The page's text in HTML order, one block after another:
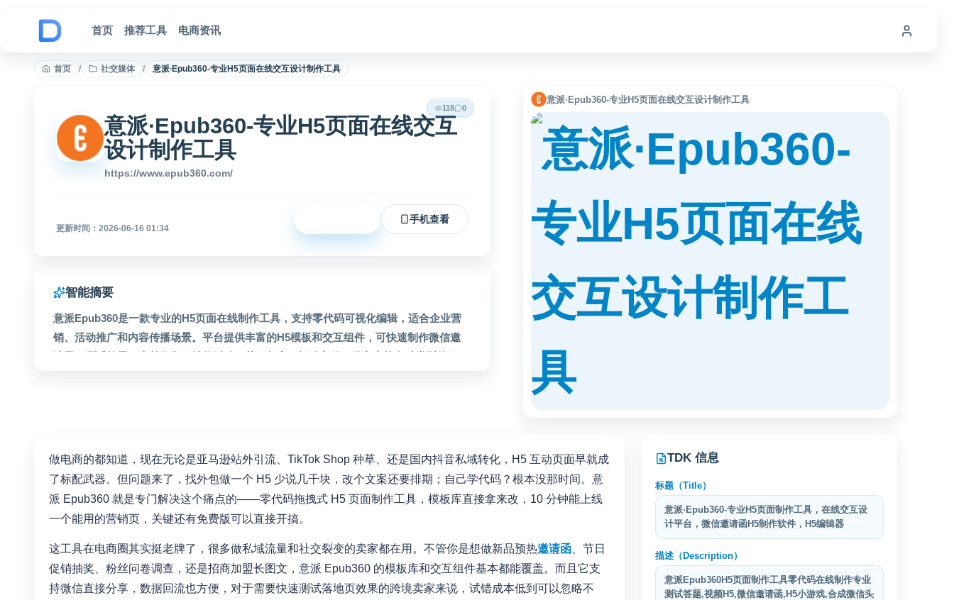
首页
推荐工具 电商资讯
首页 / 社交媒体 / 意派∙Epub360-专业H5页面在线交互设计制作工具
118 0
意派∙Epub360-专业H5页面在线交互
设计制作工具
https://www.epub360.com/
更新时间：2026-06-16 01:34
手机查看
智能摘要
意派Epub360是一款专业的H5页面在线制作工具，支持零代码可视化编辑，适合企业营
销、活动推广和内容传播场景。平台提供丰富的H5模板和交互组件，可快速制作微信邀
意派∙Epub360-专业H5页面在线交互设计制作工具
做电商的都知道，现在无论是亚马逊站外引流、TikTok Shop 种草、还是国内抖音私域转化，H5 互动页面早就成
了标配武器。但问题来了，找外包做一个 H5 少说几千块，改个文案还要排期；自己学代码？根本没那时间。意
派 Epub360 就是专门解决这个痛点的——零代码拖拽式 H5 页面制作工具，模板库直接拿来改，10 分钟能上线
一个能用的营销页，关键还有免费版可以直接开搞。
这工具在电商圈其实挺老牌了，很多做私域流量和社交裂变的卖家都在用。不管你是想做新品预热邀请函 、节日
促销抽奖、粉丝问卷调查，还是招商加盟长图文，意派 Epub360 的模板库和交互组件基本都能覆盖。而且它支
持微信直接分享，数据回流也方便，对于需要快速测试落地页效果的跨境卖家来说，试错成本低到可以忽略不
TDK 信息
标题（Title）
意派·Epub360-专业H5页面制作工具，在线交互设
计平台，微信邀请函H5制作软件，H5编辑器
描述（Description）
意派Epub360H5页面制作工具零代码在线制作专业
测试答题,视频H5,微信邀请函,H5小游戏,合成微信头